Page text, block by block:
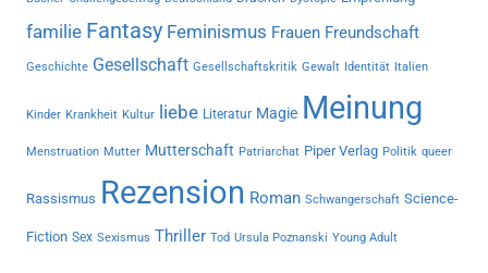
familie Fantasy Feminismus Frauen Freundschaft
Geschichte Gesellschaft Gesellschaftskritik Gewalt Identität Italien
Kinder Krankheit Kultur liebe Literatur Magie Meinung
Menstruation Mutter Mutterschaft Patriarchat Piper Verlag Politik queer
Rassismus Rezension Roman Schwangerschaft Science-
Fiction Sex Sexismus Thriller Tod Ursula Poznanski Young Adult